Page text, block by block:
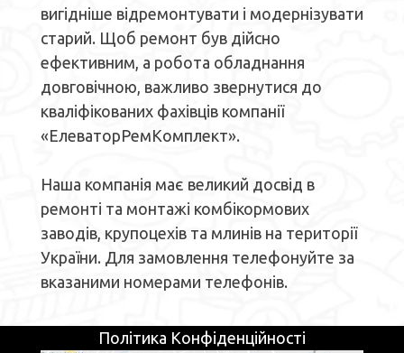
вигідніше відремонтувати і модернізувати
старий. Щоб ремонт був дійсно
ефективним, а робота обладнання
довговічною, важливо звернутися до
кваліфікованих фахівців компанії
«ЕлеваторРемКомплект».
Наша компанія має великий досвід в
ремонті та монтажі комбікормових
заводів, крупоцехів та млинів на території
України. Для замовлення телефонуйте за
вказаними номерами телефонів.
Політика Конфіденційності